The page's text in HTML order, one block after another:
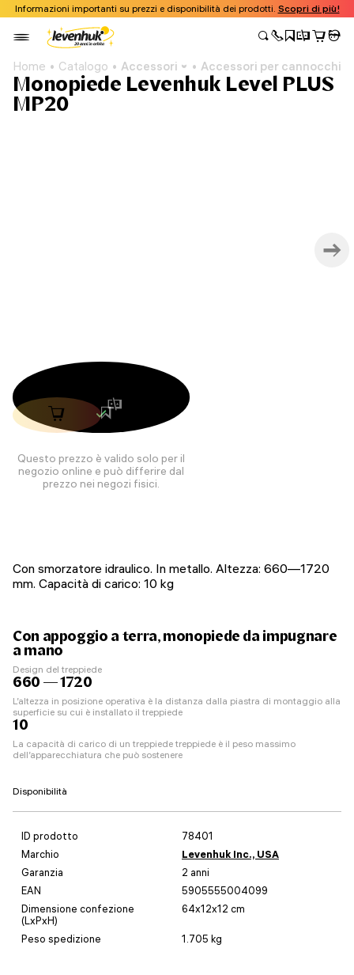
Informazioni importanti su prezzi e disponibilità dei prodotti. Scopri di più!
Home Catalogo Accessori Accessori per
Monopiede Levenhuk Level PLUS
MP20
Questo prezzo è valido solo per il
negozio online e può differire dal
prezzo nei negozi fisici.
Con smorzatore idraulico. In metallo. Altezza: 660—1720
mm. Capacità di carico: 10 kg
Con appoggio a terra, monopiede da impugnare
a mano
Design del treppiede
660 — 1720
L’altezza in posizione operativa è la distanza dalla piastra di montaggio alla
superficie su cui è installato il treppiede
10
La capacità di carico di un treppiede treppiede è il peso massimo
dell’apparecchiatura che può sostenere
Disponibilità
ID prodotto
78401
Marchio
Levenhuk Inc., USA
Garanzia
2 anni
EAN
5905555004099
Dimensione confezione
(LxPxH)
64x12x12 cm
Peso spedizione 1.705 kg